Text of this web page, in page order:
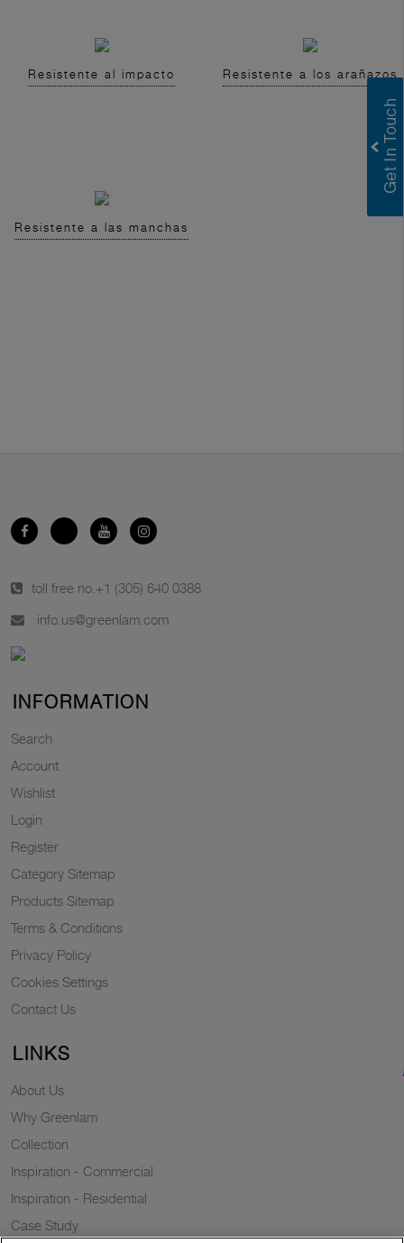
Resistente al impacto Resistente a los arañazos
Resistente a las manchas
toll free no. +1 (305) 640 0388
info.us@greenlam.com
INFORMATION
Search
Account
Wishlist
Login
Register
Category Sitemap
Products Sitemap
Terms & Conditions
Privacy Policy
Cookies Settings
Contact Us
LINKS
About Us
Why Greenlam
Collection
Inspiration - Commercial
Inspiration - Residential
Case Study